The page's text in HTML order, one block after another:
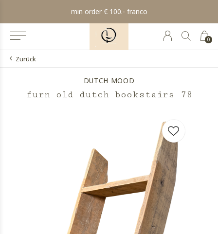
0
min order € 100.- franco
Zurück
DUTCH MOOD
furn old dutch bookstairs 78